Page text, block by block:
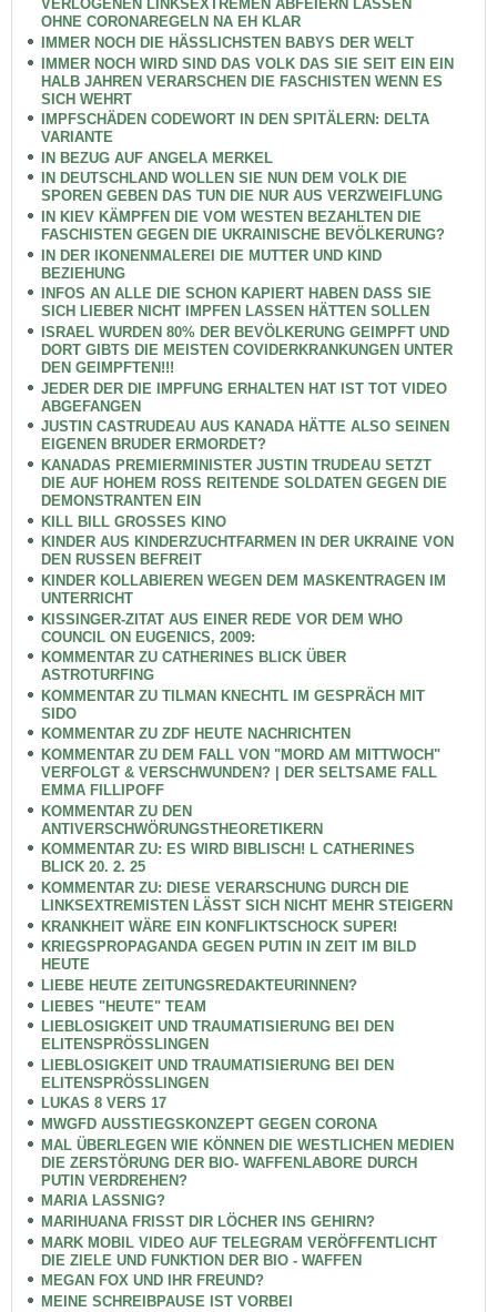
VERLOGENEN LINKSEXTREMEN ABFEIERN LASSEN
OHNE CORONAREGELN NA EH KLAR
IMMER NOCH DIE HÄSSLICHSTEN BABYS DER WELT
IMMER NOCH WIRD SIND DAS VOLK DAS SIE SEIT EIN EIN
HALB JAHREN VERARSCHEN DIE FASCHISTEN WENN ES
SICH WEHRT
IMPFSCHÄDEN CODEWORT IN DEN SPITÄLERN: DELTA
VARIANTE
IN BEZUG AUF ANGELA MERKEL
IN DEUTSCHLAND WOLLEN SIE NUN DEM VOLK DIE
SPOREN GEBEN DAS TUN DIE NUR AUS VERZWEIFLUNG
IN KIEV KÄMPFEN DIE VOM WESTEN BEZAHLTEN DIE
FASCHISTEN GEGEN DIE UKRAINISCHE BEVÖLKERUNG?
IN DER IKONENMALEREI DIE MUTTER UND KIND
BEZIEHUNG
INFOS AN ALLE DIE SCHON KAPIERT HABEN DASS SIE
SICH LIEBER NICHT IMPFEN LASSEN HÄTTEN SOLLEN
ISRAEL WURDEN 80% DER BEVÖLKERUNG GEIMPFT UND
DORT GIBTS DIE MEISTEN COVIDERKRANKUNGEN UNTER
DEN GEIMPFTEN!!!
JEDER DER DIE IMPFUNG ERHALTEN HAT IST TOT VIDEO
ABGEFANGEN
JUSTIN CASTRUDEAU AUS KANADA HÄTTE ALSO SEINEN
EIGENEN BRUDER ERMORDET?
KANADAS PREMIERMINISTER JUSTIN TRUDEAU SETZT
DIE AUF HOHEM ROSS REITENDE SOLDATEN GEGEN DIE
DEMONSTRANTEN EIN
KILL BILL GROSSES KINO
KINDER AUS KINDERZUCHTFARMEN IN DER UKRAINE VON
DEN RUSSEN BEFREIT
KINDER KOLLABIEREN WEGEN DEM MASKENTRAGEN IM
UNTERRICHT
KISSINGER-ZITAT AUS EINER REDE VOR DEM WHO
COUNCIL ON EUGENICS, 2009:
KOMMENTAR ZU CATHERINES BLICK ÜBER
ASTROTURFING
KOMMENTAR ZU TILMAN KNECHTL IM GESPRÄCH MIT
SIDO
KOMMENTAR ZU ZDF HEUTE NACHRICHTEN
KOMMENTAR ZU DEM FALL VON "MORD AM MITTWOCH"
VERFOLGT & VERSCHWUNDEN? | DER SELTSAME FALL
EMMA FILLIPOFF
KOMMENTAR ZU DEN
ANTIVERSCHWÖRUNGSTHEORETIKERN
KOMMENTAR ZU: ES WIRD BIBLISCH! L CATHERINES
BLICK 20. 2. 25
KOMMENTAR ZU: DIESE VERARSCHUNG DURCH DIE
LINKSEXTREMISTEN LÄSST SICH NICHT MEHR STEIGERN
KRANKHEIT WÄRE EIN KONFLIKTSCHOCK SUPER!
KRIEGSPROPAGANDA GEGEN PUTIN IN ZEIT IM BILD
HEUTE
LIEBE HEUTE ZEITUNGSREDAKTEURINNEN?
LIEBES "HEUTE" TEAM
LIEBLOSIGKEIT UND TRAUMATISIERUNG BEI DEN
ELITENSPRÖSSLINGEN
LIEBLOSIGKEIT UND TRAUMATISIERUNG BEI DEN
ELITENSPRÖSSLINGEN
LUKAS 8 VERS 17
MWGFD AUSSTIEGSKONZEPT GEGEN CORONA
MAL ÜBERLEGEN WIE KÖNNEN DIE WESTLICHEN MEDIEN
DIE ZERSTÖRUNG DER BIO- WAFFENLABORE DURCH
PUTIN VERDREHEN?
MARIA LASSNIG?
MARIHUANA FRISST DIR LÖCHER INS GEHIRN?
MARK MOBIL VIDEO AUF TELEGRAM VERÖFFENTLICHT
DIE ZIELE UND FUNKTION DER BIO - WAFFEN
MEGAN FOX UND IHR FREUND?
MEINE SCHREIBPAUSE IST VORBEI